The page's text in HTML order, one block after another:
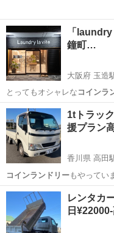
「
鐘町…
大阪府 玉造
とってもオシャレな コインラ
大阪 大阪市 玉造駅
1tトラッ
援プラン
香川県 高田
コインランドリーもやってい
香川 高松市 高田駅
レンタカ
日